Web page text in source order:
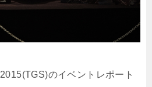
のイベントレポート